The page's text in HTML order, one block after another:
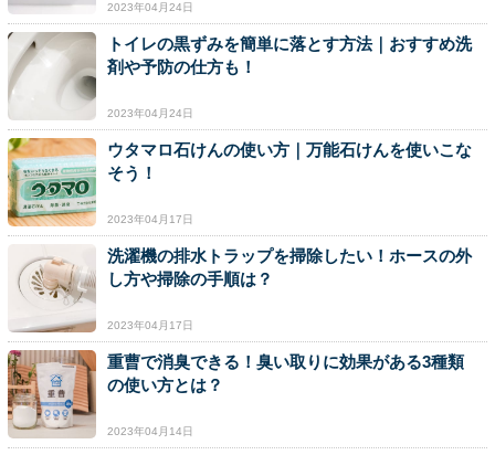
2023年04月24日
トイレの黒ずみを簡単に落とす方法｜おすすめ洗
剤や予防の仕方も！
2023年04月24日
ウタマロ石けんの使い方｜万能石けんを使いこな
そう！
2023年04月17日
洗濯機の排水トラップを掃除したい！ホースの外
し方や掃除の手順は？
2023年04月17日
重曹で消臭できる！臭い取りに効果がある3種類
の使い方とは？
2023年04月14日